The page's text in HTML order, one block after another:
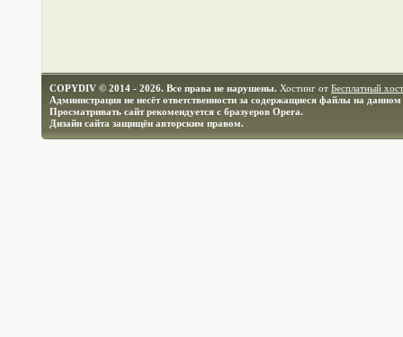
COPYDIV © 2014 - 2026. Все права не нарушены. Хостинг от Бесплатный
Администрация не несёт ответственности за содержащиеся файлы на данном
Просматривать сайт рекомендуется с бразуеров Opera.
Дизайн сайта защищён авторским правом.